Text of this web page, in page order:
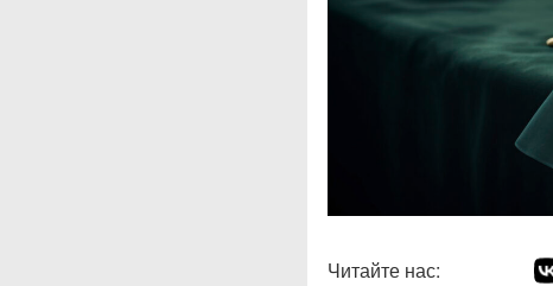
Читайте нас: